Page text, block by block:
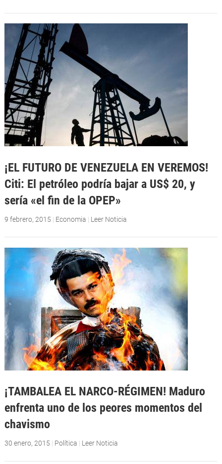
¡EL FUTURO DE VENEZUELA EN VEREMOS!
Citi: El petróleo podría bajar a US$ 20, y
sería «el fin de la OPEP»
9 febrero, 2015 | Economia | Leer Noticia
¡TAMBALEA EL NARCO-RÉGIMEN! Maduro
enfrenta uno de los peores momentos del
chavismo
30 enero, 2015 | Política | Leer Noticia